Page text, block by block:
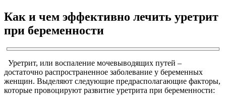
Как и чем эффективно лечить уретрит
при беременности
Уретрит, или воспаление мочевыводящих путей –
достаточно распространенное заболевание у беременных
женщин. Выделяют следующие предрасполагающие факторы,
которые провоцируют развитие уретрита при беременности: